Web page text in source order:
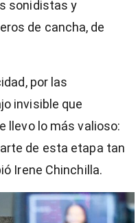
sonidistas y
de cancha, de
por las
invisible que
llevo lo más valioso:
de esta etapa tan
Irene Chinchilla.